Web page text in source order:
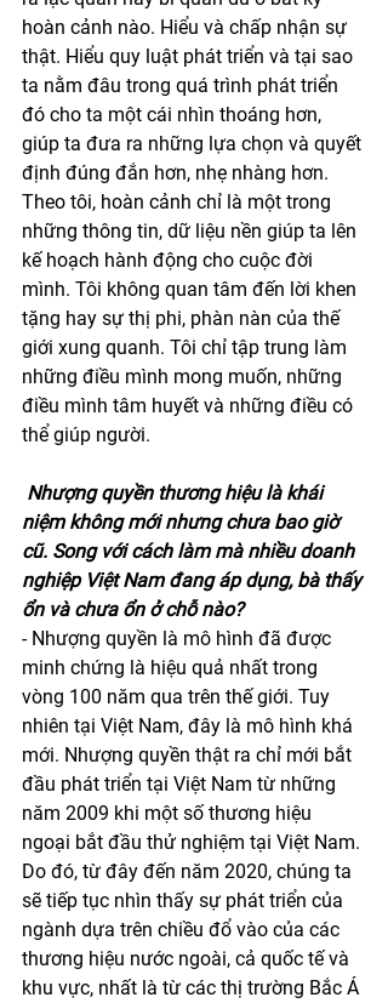
hoàn cảnh nào. Hiểu và chấp nhận sự
thật. Hiểu quy luật phát triển và tại sao
ta nằm đâu trong quá trình phát triển
đó cho ta một cái nhìn thoáng hơn,
giúp ta đưa ra những lựa chọn và quyết
định đúng đắn hơn, nhẹ nhàng hơn.
Theo tôi, hoàn cảnh chỉ là một trong
những thông tin, dữ liệu nền giúp ta lên
kế hoạch hành động cho cuộc đời
mình. Tôi không quan tâm đến lời khen
tặng hay sự thị phi, phàn nàn của thế
giới xung quanh. Tôi chỉ tập trung làm
những điều mình mong muốn, những
điều mình tâm huyết và những điều có
thể giúp người.
Nhượng quyền thương hiệu là khái
niệm không mới nhưng chưa bao giờ
cũ. Song với cách làm mà nhiều doanh
nghiệp Việt Nam đang áp dụng, bà thấy
ổn và chưa ổn ở chỗ nào?
- Nhượng quyền là mô hình đã được
minh chứng là hiệu quả nhất trong
vòng 100 năm qua trên thế giới. Tuy
nhiên tại Việt Nam, đây là mô hình khá
mới. Nhượng quyền thật ra chỉ mới bắt
đầu phát triển tại Việt Nam từ những
năm 2009 khi một số thương hiệu
ngoại bắt đầu thử nghiệm tại Việt Nam.
Do đó, từ đây đến năm 2020, chúng ta
sẽ tiếp tục nhìn thấy sự phát triển của
ngành dựa trên chiều đổ vào của các
thương hiệu nước ngoài, cả quốc tế và
khu vực, nhất là từ các thị trường Bắc Á